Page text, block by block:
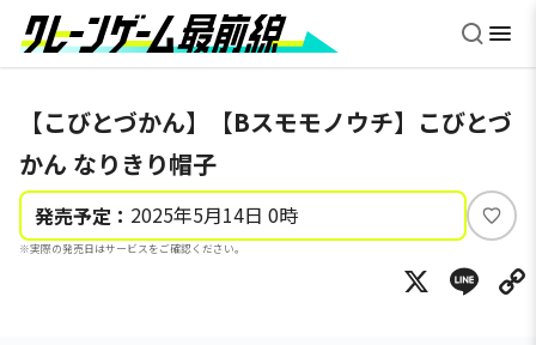
【こびとづかん】【Bスモモノウチ】こびとづ
かん なりきり帽子
発売予定： 2025年5月14日 0時
※実際の発売日はサービスをご確認ください。
い
ね
X